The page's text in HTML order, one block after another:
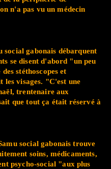
n'a pas vu un médecin
social gabonais débarquent
se disent d'abord "un peu
stéthoscopes et
les visages. "C'est une
trentenaire aux
que tout ça était réservé à
social gabonais trouve
soins, médicaments,
psycho-social "aux plus